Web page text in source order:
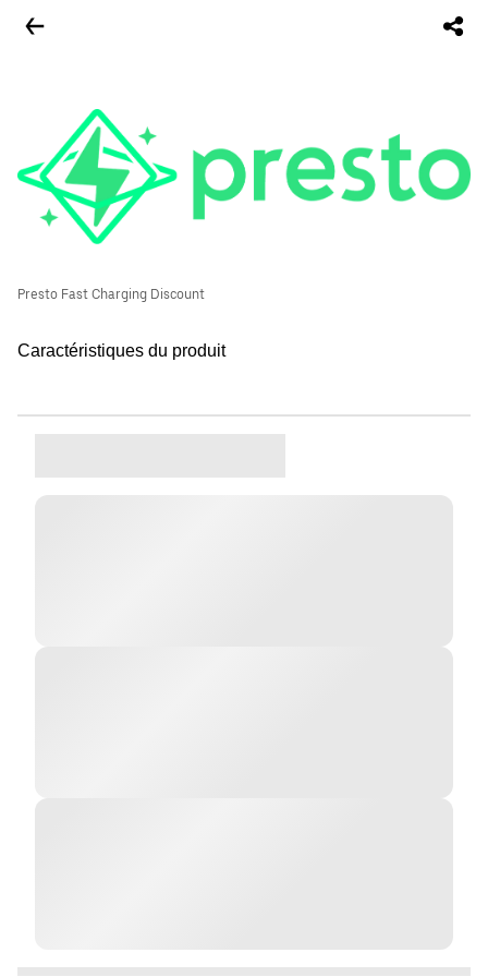
Presto Fast Charging Discount
Caractéristiques du produit